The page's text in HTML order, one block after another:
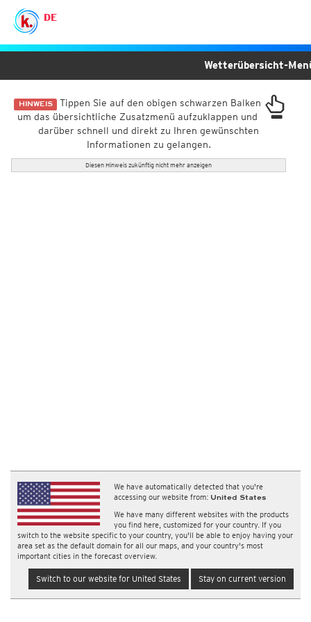
DE
HINWEIS Tippen Sie auf den obigen schwarzen Balken
um das übersichtliche Zusatzmenü aufzuklappen und
darüber schnell und direkt zu Ihren gewünschten
Informationen zu gelangen.
Diesen Hinweis zukünftig nicht mehr anzeigen
We have automatically detected that you're
accessing our website from: United States
We have many different websites with the products
you find here, customized for your country. If you
switch to the website specific to your country, you'll be able to enjoy having your
area set as the default domain for all our maps, and your country's most
important cities in the forecast overview.
Switch to our website for United States Stay on current version
Wetterübersicht-